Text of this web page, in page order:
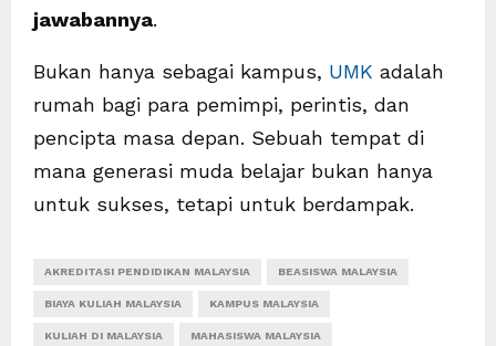
jawabannya.
Bukan hanya sebagai kampus, UMK adalah
rumah bagi para pemimpi, perintis, dan
pencipta masa depan. Sebuah tempat di
mana generasi muda belajar bukan hanya
untuk sukses, tetapi untuk berdampak.
AKREDITASI PENDIDIKAN MALAYSIA BEASISWA MALAYSIA
BIAYA KULIAH MALAYSIA KAMPUS MALAYSIA
KULIAH DI MALAYSIA MAHASISWA MALAYSIA